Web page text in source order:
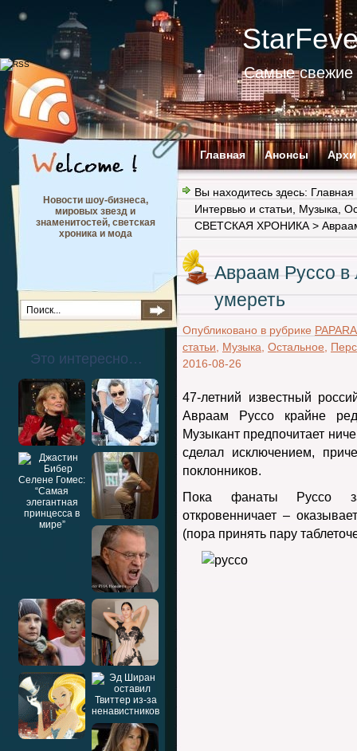
Самые свежие
Главная Анонсы
Новости шоу-бизнеса,
мировых звезд и
знаменитостей, светская
хроника и мода
Это интересно…
Вы находитесь здесь: Главная
Интервью и статьи
Музыка
СВЕТСКАЯ ХРОНИКА >
Авраам Руссо
умереть
Опубликовано в рубрике
статьи
Музыка Остальное
2016-08-26
47-летний известный
Авраам Руссо крайне
Музыкант предпочитает
сделал исключением,
поклонников.
Пока фанаты Руссо
откровенничает –
(пора принять пару